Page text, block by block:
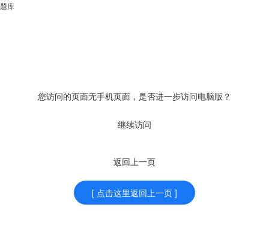
题库
您访问的页面无手机页面，是否进一步访问电脑版？
继续访问
返回上一页
[ 点击这里返回上一页 ]